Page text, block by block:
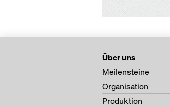
Über uns
Meilensteine
Organisation
Produktion